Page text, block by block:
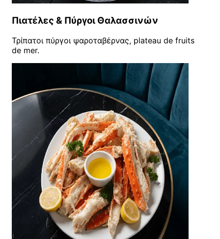
Πιατέλες & Πύργοι Θαλασσινών
Τρίπατοι πύργοι ψαροταβέρνας, plateau de fruits
de mer.